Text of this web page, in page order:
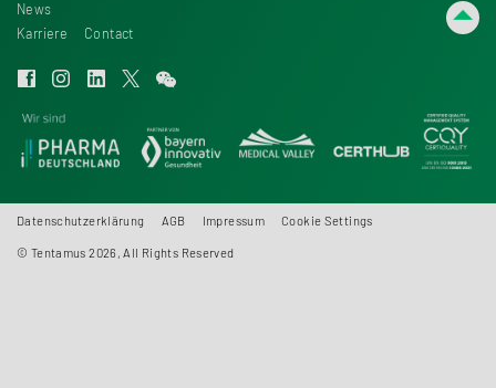
News
Karriere
Contact
Datenschutzerklärung AGB Impressum Cookie Settings
© Tentamus 2026, All Rights Reserved